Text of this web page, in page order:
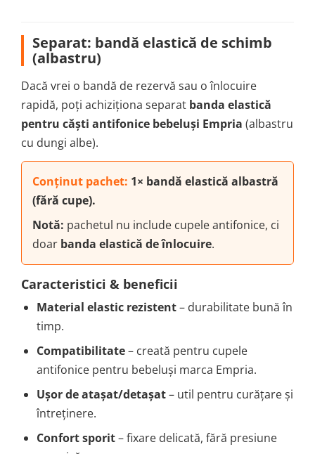
Separat: bandă elastică de schimb
(albastru)
Dacă vrei o bandă de rezervă sau o înlocuire
rapidă, poți achiziționa separat banda elastică
pentru căști antifonice bebeluși Empria (albastru
cu dungi albe).
Conținut pachet: 1× bandă elastică albastră
(fără cupe).
Notă: pachetul nu include cupele antifonice, ci
doar banda elastică de înlocuire.
Caracteristici & beneficii
Material elastic rezistent– durabilitate bună în
timp.
Compatibilitate– creată pentru cupele
antifonice pentru bebeluși marca Empria.
Ușor de atașat/detașat– util pentru curățare și
întreținere.
Confort sporit– fixare delicată, fără presiune